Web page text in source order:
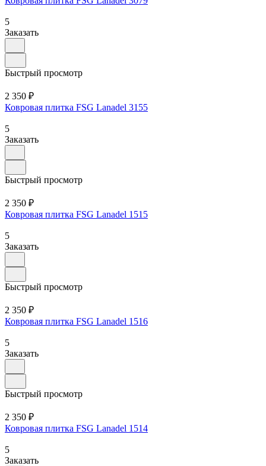
5
Заказать
Быстрый просмотр
2 350 ₽
Ковровая плитка FSG Lanadel 3155
5
Заказать
Быстрый просмотр
2 350 ₽
Ковровая плитка FSG Lanadel 1515
5
Заказать
Быстрый просмотр
2 350 ₽
Ковровая плитка FSG Lanadel 1516
5
Заказать
Быстрый просмотр
2 350 ₽
Ковровая плитка FSG Lanadel 1514
5
Заказать